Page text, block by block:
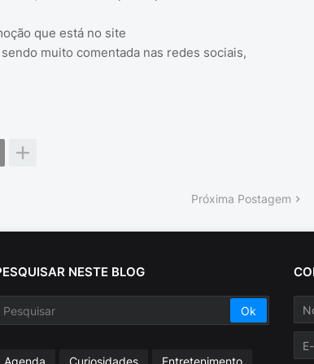
que está no site
muito comentada nas redes sociais,
Próxima Postagem
NESTE BLOG
Agenda Curiosidades Entretenimento